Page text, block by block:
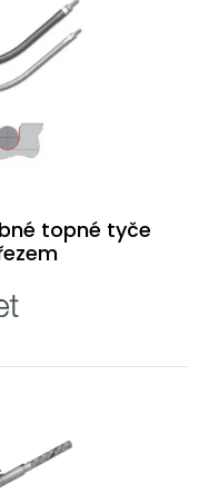
topné tyče